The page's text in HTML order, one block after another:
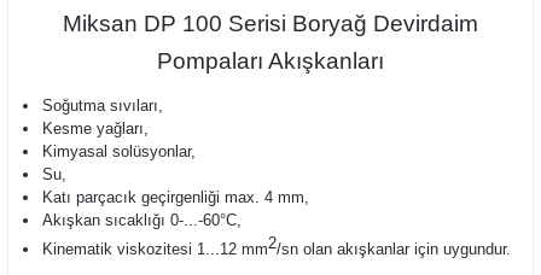
Miksan DP 100 Serisi Boryağ Devirdaim
Pompaları Akışkanları
Soğutma sıvıları,
Kesme yağları,
Kimyasal solüsyonlar,
Su,
Katı parçacık geçirgenliği max. 4 mm,
Akışkan sıcaklığı 0-...-60°C,
Kinematik viskozitesi 1...12 mm2/sn olan akışkanlar için uygundur.